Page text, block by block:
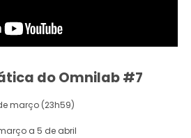
do Omnilab #7
março (23h59)
a 5 de abril